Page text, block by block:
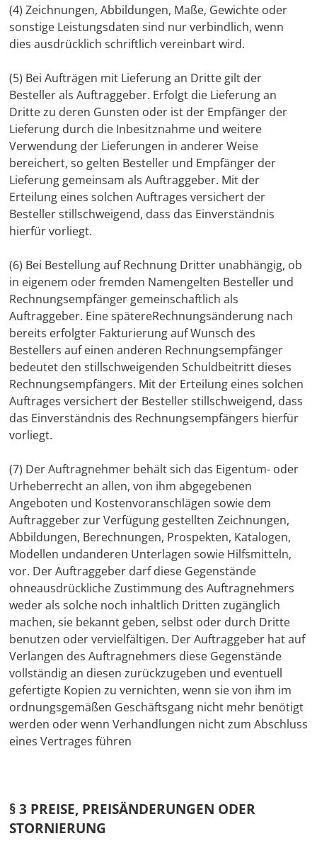
(4) Zeichnungen, Abbildungen, Maße, Gewichte oder
sonstige Leistungsdaten sind nur verbindlich, wenn
dies ausdrücklich schriftlich vereinbart wird.
(5) Bei Aufträgen mit Lieferung an Dritte gilt der
Besteller als Auftraggeber. Erfolgt die Lieferung an
Dritte zu deren Gunsten oder ist der Empfänger der
Lieferung durch die Inbesitznahme und weitere
Verwendung der Lieferungen in anderer Weise
bereichert, so gelten Besteller und Empfänger der
Lieferung gemeinsam als Auftraggeber. Mit der
Erteilung eines solchen Auftrages versichert der
Besteller stillschweigend, dass das Einverständnis
hierfür vorliegt.
(6) Bei Bestellung auf Rechnung Dritter unabhängig, ob
in eigenem oder fremden Namengelten Besteller und
Rechnungsempfänger gemeinschaftlich als
Auftraggeber. Eine spätereRechnungsänderung nach
bereits erfolgter Fakturierung auf Wunsch des
Bestellers auf einen anderen Rechnungsempfänger
bedeutet den stillschweigenden Schuldbeitritt dieses
Rechnungsempfängers. Mit der Erteilung eines solchen
Auftrages versichert der Besteller stillschweigend, dass
das Einverständnis des Rechnungsempfängers hierfür
vorliegt.
(7) Der Auftragnehmer behält sich das Eigentum- oder
Urheberrecht an allen, von ihm abgegebenen
Angeboten und Kostenvoranschlägen sowie dem
Auftraggeber zur Verfügung gestellten Zeichnungen,
Abbildungen, Berechnungen, Prospekten, Katalogen,
Modellen undanderen Unterlagen sowie Hilfsmitteln,
vor. Der Auftraggeber darf diese Gegenstände
ohneausdrückliche Zustimmung des Auftragnehmers
weder als solche noch inhaltlich Dritten zugänglich
machen, sie bekannt geben, selbst oder durch Dritte
benutzen oder vervielfältigen. Der Auftraggeber hat auf
Verlangen des Auftragnehmers diese Gegenstände
vollständig an diesen zurückzugeben und eventuell
gefertigte Kopien zu vernichten, wenn sie von ihm im
ordnungsgemäßen Geschäftsgang nicht mehr benötigt
werden oder wenn Verhandlungen nicht zum Abschluss
eines Vertrages führen
§ 3 PREISE, PREISÄNDERUNGEN ODER
STORNIERUNG